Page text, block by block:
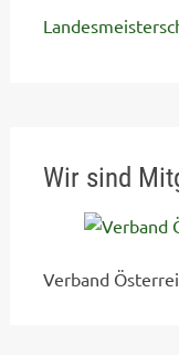
Wir sind
Verband